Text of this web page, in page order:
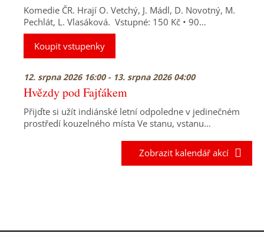
Komedie ČR. Hrají O. Vetchý, J. Mádl, D. Novotný, M.
Pechlát, L. Vlasáková. Vstupné: 150 Kč • 90…
Koupit vstupenky
12. srpna 2026 16:00 - 13. srpna 2026 04:00
Hvězdy pod Fajťákem
Přijďte si užít indiánské letní odpoledne v jedinečném
prostředí kouzelného místa Ve stanu, vstanu…
Zobrazit kalendář akcí